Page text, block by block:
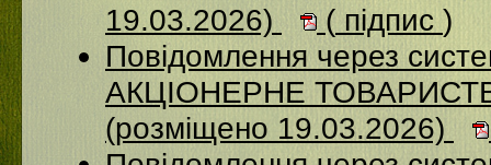
19.03.2026)
( підпис )
Повідомлення через
АКЦІОНЕРНЕ
(розміщено 19.03.2026)